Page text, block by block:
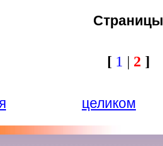
Страницы
[ 1 | 2 ]
целиком